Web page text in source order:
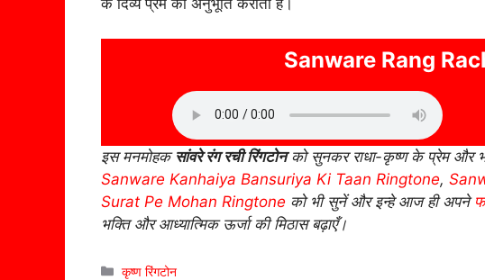
के दिव्य प्रेम की अनुभूति कराती है।
Sanware Rang
इस मनमोहक सांवरे रंग रची रिंगटोनको सुनकर राधा-कृष्ण के प्रेम और
Sanware Kanhaiya Bansuriya Ki Taan Ringtone,
Surat Pe Mohan Ringtone को भी सुनें और इन्हे आज ही अपने
भक्ति और आध्यात्मिक ऊर्जा की मिठास बढ़ाएँ।
Categories
कृष्ण रिंगटोन